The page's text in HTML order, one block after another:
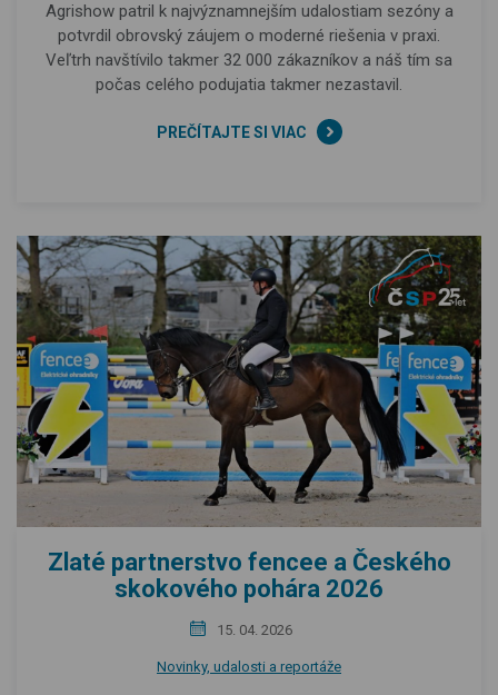
Agrishow patril k najvýznamnejším udalostiam sezóny a
potvrdil obrovský záujem o moderné riešenia v praxi.
Veľtrh navštívilo takmer 32 000 zákazníkov a náš tím sa
počas celého podujatia takmer nezastavil.
PREČÍTAJTE SI VIAC
Zlaté partnerstvo fencee a Českého
skokového pohára 2026
15. 04. 2026
Novinky, udalosti a reportáže